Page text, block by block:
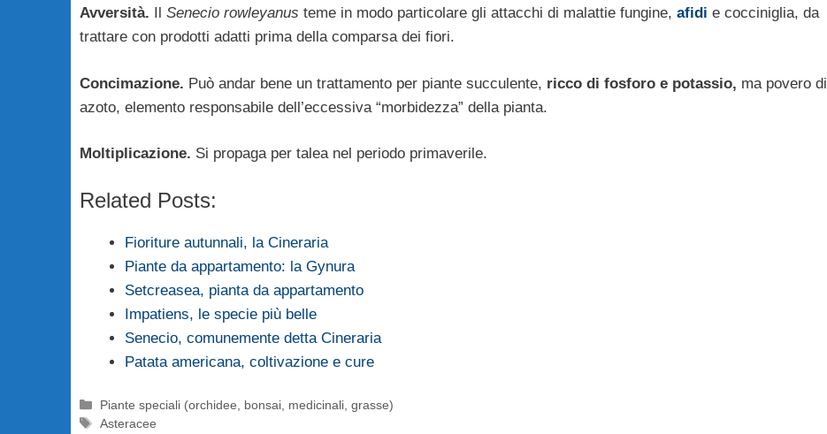
Avversità. Il Senecio rowleyanus teme in modo particolare gli attacchi di malattie fungine, afidi e cocciniglia, da
trattare con prodotti adatti prima della comparsa dei fiori.
Concimazione. Può andar bene un trattamento per piante succulente, ricco di fosforo e potassio, ma povero di
azoto, elemento responsabile dell’eccessiva “morbidezza” della pianta.
Moltiplicazione. Si propaga per talea nel periodo primaverile.
Related Posts:
Fioriture autunnali, la Cineraria
Piante da appartamento: la Gynura
Setcreasea, pianta da appartamento
Impatiens, le specie più belle
Senecio, comunemente detta Cineraria
Patata americana, coltivazione e cure
Categorie
Piante speciali (orchidee, bonsai, medicinali, grasse)
Tag
Asteracee